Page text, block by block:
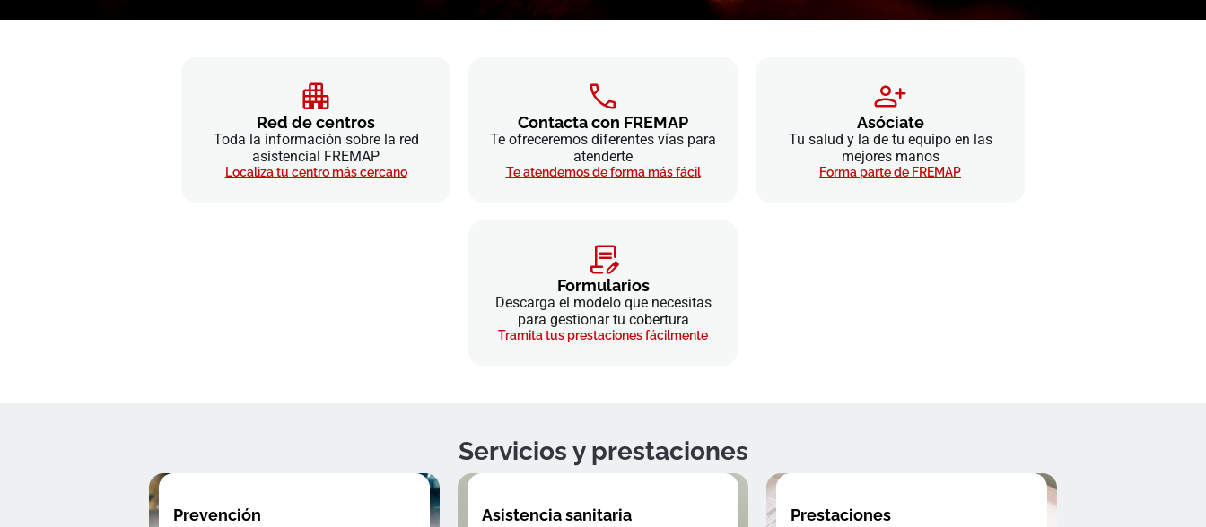
Red de centros
Toda la información sobre la red
asistencial FREMAP
Localiza tu centro más cercano
Contacta con FREMAP
Te ofreceremos diferentes vías para
atenderte
Te atendemos de forma más fácil
Asóciate
Tu salud y la de tu equipo en las
mejores manos
Forma parte de FREMAP
Formularios
Descarga el modelo que necesitas
para gestionar tu cobertura
Tramita tus prestaciones fácilmente
Servicios y prestaciones
Prevención Asistencia sanitaria Prestaciones